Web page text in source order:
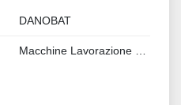
DANOBAT